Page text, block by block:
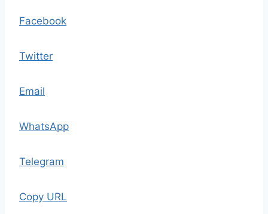
Facebook
Twitter
Email
WhatsApp
Telegram
Copy URL